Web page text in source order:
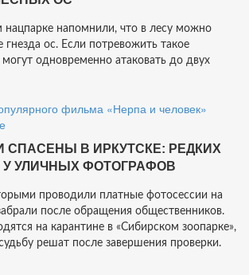
нацпарке напомнили, что в лесу можно
гнезда ос. Если потревожить такое
одновременно атаковать до двух
СПАСЕНЫ В ИРКУТСКЕ: РЕДКИХ
У УЛИЧНЫХ ФОТОГРАФОВ
проводили платные фотосессии на
после обращения общественников.
на карантине в «Сибирском зоопарке»,
решат после завершения проверки.